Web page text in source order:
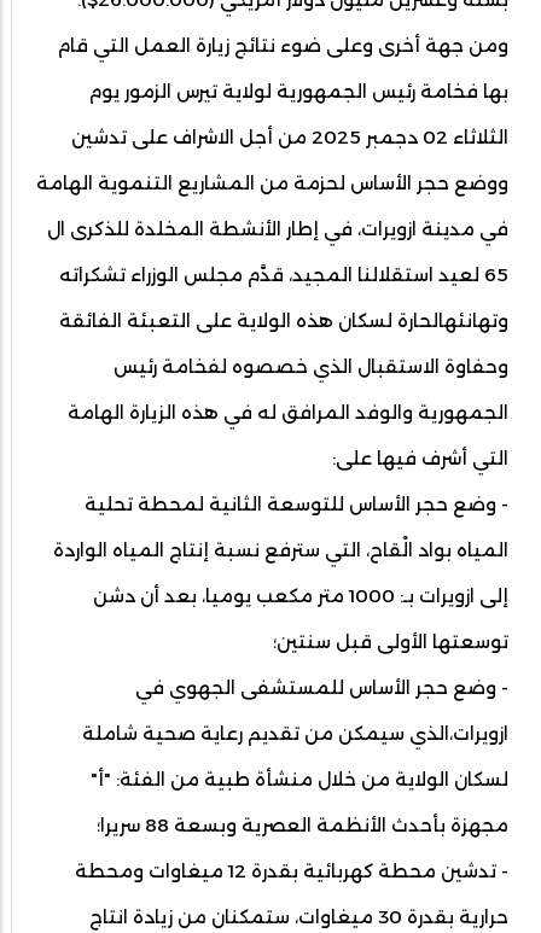
ومن جهة أخرى وعلى ضوء نتائج زيارة العمل التي قام
بها فخامة رئيس الجمهورية لولاية تيرس الزمور يوم
الثلاثاء 02 دجمبر 2025 من أجل الاشراف على تدشين
ووضع حجر الأساس لحزمة من المشاريع التنموية الهامة
في مدينة ازويرات، في إطار الأنشطة المخلدة للذكرى ال
65 لعيد استقلالنا المجيد، قدَّم مجلس الوزراء تشكراته
وتهانئهالحارة لسكان هذه الولاية على التعبئة الفائقة
وحفاوة الاستقبال الذي خصصوه لفخامة رئيس
الجمهورية والوفد المرافق له في هذه الزيارة الهامة
التي أشرف فيها على:
- وضع حجر الأساس للتوسعة الثانية لمحطة تحلية
المياه بواد الْقاح، التي سترفع نسبة إنتاج المياه الواردة
إلى ازويرات بـ: 1000 متر مكعب يوميا، بعد أن دشن
توسعتها الأولى قبل سنتين؛
- وضع حجر الأساس للمستشفى الجهوي في
ازويرات،الذي سيمكن من تقديم رعاية صحية شاملة
لسكان الولاية من خلال منشأة طبية من الفئة: "أ"
مجهزة بأحدث الأنظمة العصرية وبسعة 88 سريرا؛
- تدشين محطة كهربائية بقدرة 12 ميغاوات ومحطة
حرارية بقدرة 30 ميغاوات، ستمكنان من زيادة انتاج